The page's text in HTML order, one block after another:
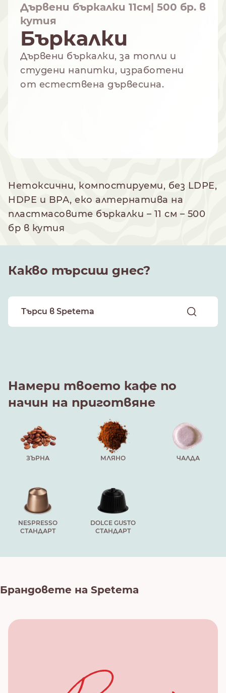
NESPRESSO
СТАНДАРТ
DOLCE GUSTO
СТАНДАРТ
Дървени бъркалки 11см| 500 бр. в
кутия
Бъркалки
Дървени бъркалки, за топли и
студени напитки, изработени
от естествена дървесина.
Нетоксични, компостируеми, без LDPE,
HDPE и BPA, еко алтернатива на
пластмасовите бъркалки – 11 см – 500
бр в кутия
Какво търсиш днес?
Намери твоето кафе по
начин на приготвяне
ЗЪРНА МЛЯНО ЧАЛДА
NESPRESSO
СТАНДАРТ
DOLCE GUSTO
СТАНДАРТ
Брандовете на Spetema